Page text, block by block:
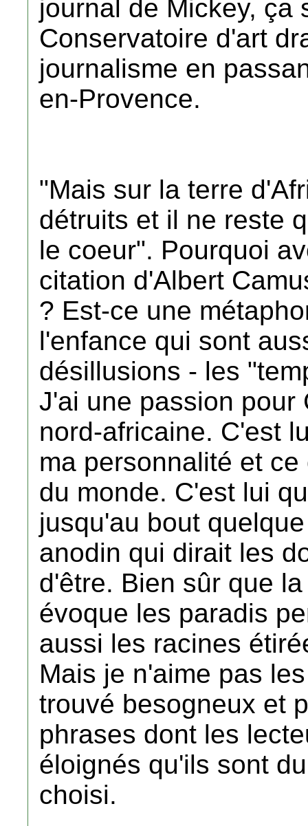
journal de Mickey, ça
Conservatoire d'art
journalisme en
en-Provence.
"Mais sur la terre
détruits et il ne reste
le coeur". Pourquoi
citation d'Albert
? Est-ce une
l'enfance qui sont
désillusions - les
J'ai une passion pour
nord-africaine. C'est
ma personnalité et
du monde. C'est lui
jusqu'au bout
anodin qui dirait les
d'être. Bien sûr que
évoque les paradis
aussi les racines
Mais je n'aime pas
trouvé besogneux et
phrases dont les
éloignés qu'ils sont
choisi.